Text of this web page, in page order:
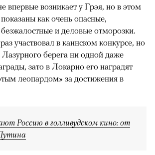
впервые возникает у Грэя, но в этом
как очень опасные,
и деловые отморозки.
участвовал в каннском конкурсе, но
Лазурного берега ни одной даже
зато в Локарно его наградят
леопардом» за достижения в
Россию в голливудском кино: от